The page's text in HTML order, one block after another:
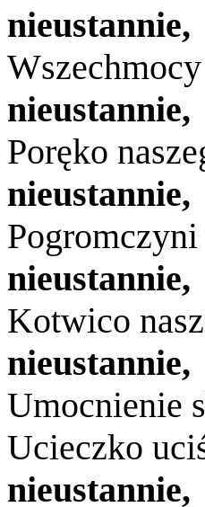
nieustannie,
Wszechmocy
nieustannie,
Poręko
nieustannie,
nieustannie,
Kotwico
nieustannie,
Umocnienie
Ucieczko
nieustannie,